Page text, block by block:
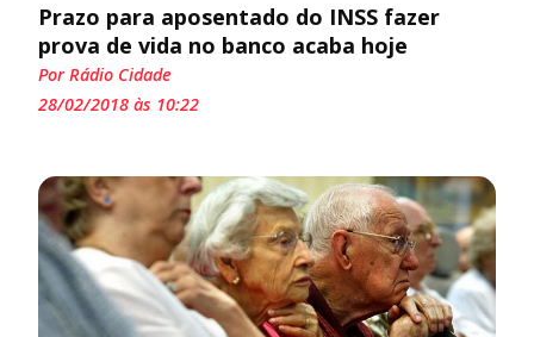
Prazo para aposentado do INSS fazer
prova de vida no banco acaba hoje
Por Rádio Cidade
28/02/2018 às 10:22